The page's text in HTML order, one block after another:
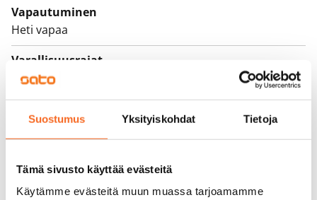
Suostumus Yksityiskohdat Tietoja
Tämä sivusto käyttää evästeitä
Käytämme evästeitä muun muassa tarjoamamme
Vapautuminen
Heti vapaa
Varallisuusrajat
Ei
829 €/kk
0 €, (yrityksille min. 1 kk vuokra)